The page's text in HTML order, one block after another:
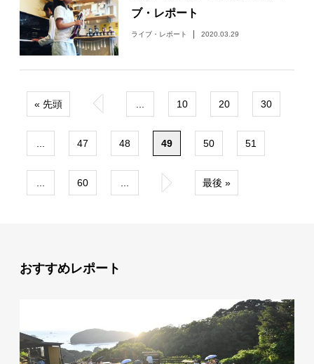
ブ・レポート
ライブ・レポート 2020.03.29
« 先頭 « 10 20 30
47 48 49 50 51
60 » 最後 »
おすすめレポート